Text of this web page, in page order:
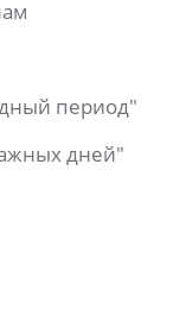
период"
дней"